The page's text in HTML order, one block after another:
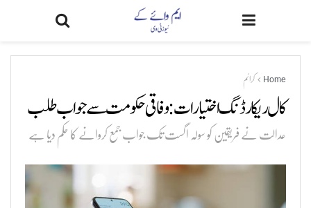
Home کرائم
کال ریکارڈنگ اختیارات: وفاقی حکومت سے جواب طلب
عدالت نے فریقین کو سولہ اگست تک جواب جمع کروانے کا حکم دیا ہے